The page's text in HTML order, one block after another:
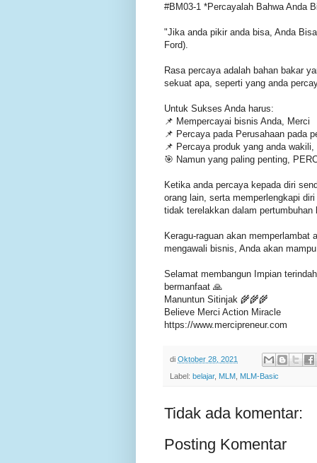
#BM03-1 *Percayalah Bahwa Anda
"Jika anda pikir anda bisa, Anda
Ford).
Rasa percaya adalah bahan bakar
sekuat apa, seperti yang anda
Untuk Sukses Anda harus:
📌 Mempercayai bisnis Anda, Merci
📌 Percaya pada Perusahaan pada
📌 Percaya produk yang anda wakili,
🎯 Namun yang paling penting,
Ketika anda percaya kepada diri
orang lain, serta memperlengkapi
tidak terelakkan dalam pertumbuhan
Keragu-raguan akan memperlambat
mengawali bisnis, Anda akan
Selamat membangun Impian
bermanfaat 🙏
Manuntun Sitinjak 🌾🌾🌾
Believe Merci Action Miracle
https://www.mercipreneur.com
di Oktober 28, 2021
Label: belajar, MLM MLM-Basic
Tidak ada komentar:
Posting Komentar